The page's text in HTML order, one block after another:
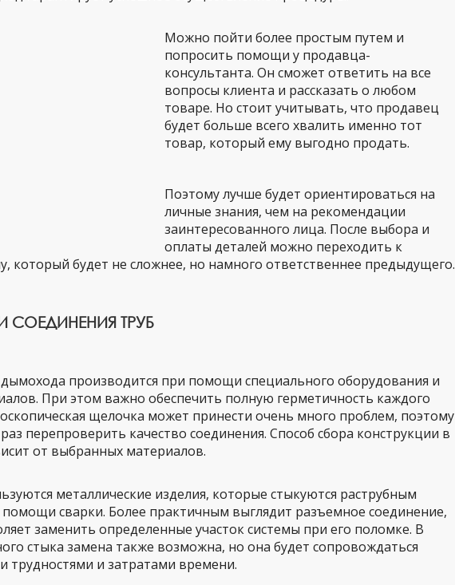
Можно пойти более простым путем и
попросить помощи у продавца-
консультанта. Он сможет ответить на все
вопросы клиента и рассказать о любом
товаре. Но стоит учитывать, что продавец
будет больше всего хвалить именно тот
товар, который ему выгодно продать.
Поэтому лучше будет ориентироваться на
личные знания, чем на рекомендации
заинтересованного лица. После выбора и
оплаты деталей можно переходить к
который будет не сложнее, но намного ответственнее предыдущего.
СОЕДИНЕНИЯ ТРУБ
производится при помощи специального оборудования и
При этом важно обеспечить полную герметичность каждого
щелочка может принести очень много проблем, поэтому
перепроверить качество соединения. Способ сбора конструкции в
от выбранных материалов.
металлические изделия, которые стыкуются раструбным
сварки. Более практичным выглядит разъемное соединение,
заменить определенные участок системы при его поломке. В
стыка замена также возможна, но она будет сопровождаться
трудностями и затратами времени.